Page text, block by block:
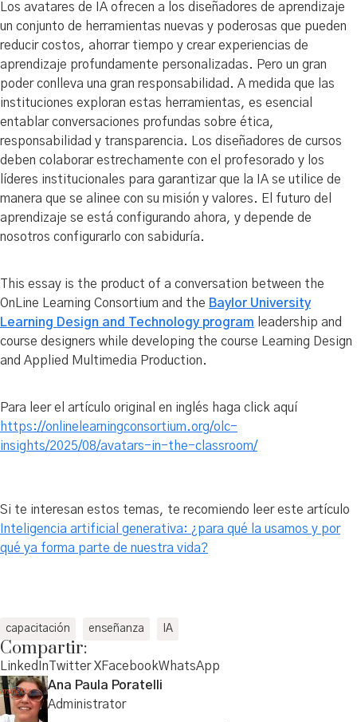
Los avatares de IA ofrecen a los diseñadores de aprendizaje
un conjunto de herramientas nuevas y poderosas que pueden
reducir costos, ahorrar tiempo y crear experiencias de
aprendizaje profundamente personalizadas. Pero un gran
poder conlleva una gran responsabilidad. A medida que las
instituciones exploran estas herramientas, es esencial
entablar conversaciones profundas sobre ética,
responsabilidad y transparencia. Los diseñadores de cursos
deben colaborar estrechamente con el profesorado y los
líderes institucionales para garantizar que la IA se utilice de
manera que se alinee con su misión y valores. El futuro del
aprendizaje se está configurando ahora, y depende de
nosotros configurarlo con sabiduría.
This essay is the product of a conversation between the
OnLine Learning Consortium and the Baylor University
Learning Design and Technology program leadership and
course designers while developing the course Learning Design
and Applied Multimedia Production.
Para leer el artículo original en inglés haga click aquí
https://onlinelearningconsortium.org/olc-
insights/2025/08/avatars-in-the-classroom/
Si te interesan estos temas, te recomiendo leer este artículo
Inteligencia artificial generativa: ¿para qué la usamos y por
qué ya forma parte de nuestra vida?
capacitación enseñanza IA
Compartir:
LinkedIn Twitter XFacebookWhatsApp
Ana Paula Poratelli
Administrator